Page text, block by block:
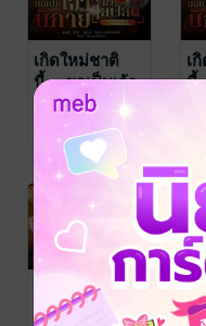
เกิดใหม่ชาติ
นี้… ขอเป็นเจ้า
นิกายมาไลฟ์สด
เล่ม 26
妄雪/ Onlybook
นิยายแฟนตาซี
No Rating
เ
นี้
นิ
No